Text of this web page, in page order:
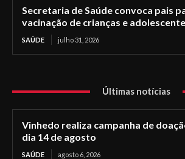
Secretaria de Saúde convoca pais
vacinação de crianças e
SAÚDE julho 31, 2026
Últimas notícias
Vinhedo realiza campanha de
dia 14 de agosto
SAÚDE agosto 6, 2026